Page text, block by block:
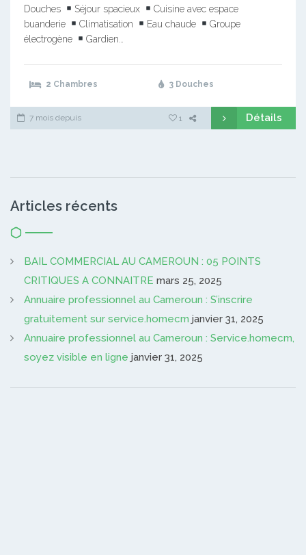
Douches
Séjour spacieux
Cuisine avec espace
buanderie
Climatisation Eau chaude
Groupe
électrogène
Gardien…
2 Chambres 3 Douches
7 mois depuis 1 Détails
Articles récents
BAIL COMMERCIAL AU CAMEROUN : 05 POINTS
CRITIQUES A CONNAITRE mars 25, 2025
Annuaire professionnel au Cameroun : S’inscrire
gratuitement sur service.homecm janvier 31, 2025
Annuaire professionnel au Cameroun : Service.homecm,
soyez visible en ligne janvier 31, 2025